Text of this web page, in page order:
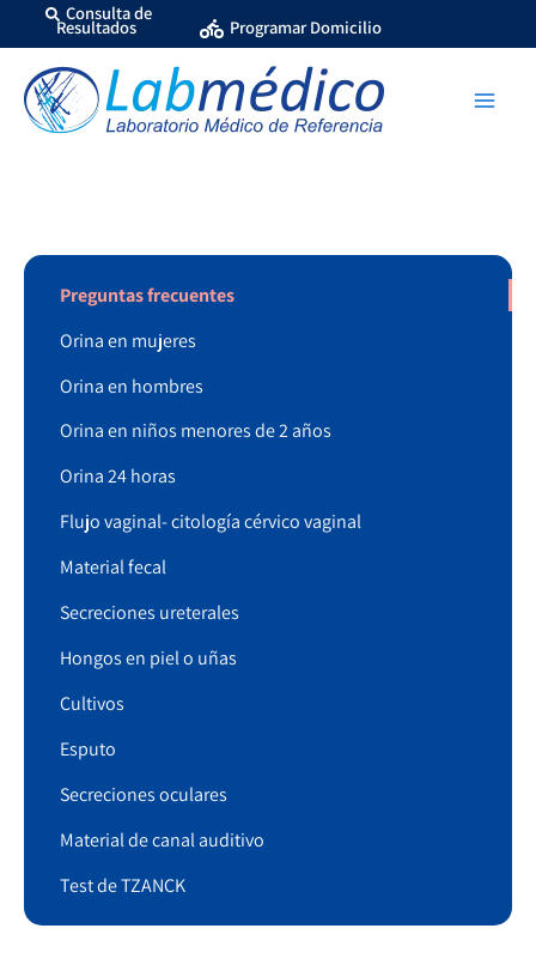
al
contenido
Consulta de
Resultados Programar Domicilio
Preguntas frecuentes
Orina en mujeres
Orina en hombres
Orina en niños menores de 2 años
Orina 24 horas
Flujo vaginal- citología cérvico vaginal
Material fecal
Secreciones ureterales
Hongos en piel o uñas
Cultivos
Esputo
Secreciones oculares
Material de canal auditivo
Test de TZANCK